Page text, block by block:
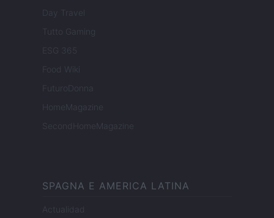
Day Travel
Tutto Gaming
ESG 365
Food Wiki
FuturoDonna
HomeMagazine
SecondHomeMagazine
SPAGNA E AMERICA LATINA
Actualidad